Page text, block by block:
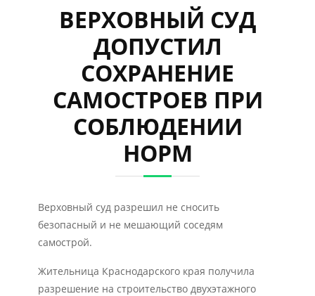
ВЕРХОВНЫЙ СУД
ДОПУСТИЛ
СОХРАНЕНИЕ
САМОСТРОЕВ ПРИ
СОБЛЮДЕНИИ
НОРМ
Верховный суд разрешил не сносить
безопасный и не мешающий соседям
самострой.
Жительница Краснодарского края получила
разрешение на строительство двухэтажного